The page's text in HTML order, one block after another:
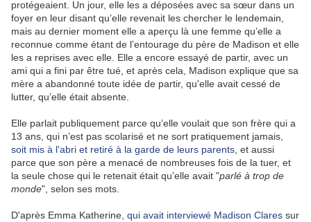
protégeaient. Un jour, elle les a déposées avec sa sœur dans un
foyer en leur disant qu’elle revenait les chercher le lendemain,
mais au dernier moment elle a aperçu là une femme qu’elle a
reconnue comme étant de l’entourage du père de Madison et elle
les a reprises avec elle. Elle a encore essayé de partir, avec un
ami qui a fini par être tué, et après cela, Madison explique que sa
mère a abandonné toute idée de partir, qu'elle avait cessé de
lutter, qu’elle était absente.
Elle parlait publiquement parce qu’elle voulait que son frère qui a
13 ans, qui n’est pas scolarisé et ne sort pratiquement jamais,
soit mis à l'abri et retiré à la garde de leurs parents , et aussi
parce que son père a menacé de nombreuses fois de la tuer, et
la seule chose qui le retenait était qu’elle avait "parlé à trop de
monde", selon ses mots.
D'après Emma Katherine, qui avait interviewé Madison Clares sur